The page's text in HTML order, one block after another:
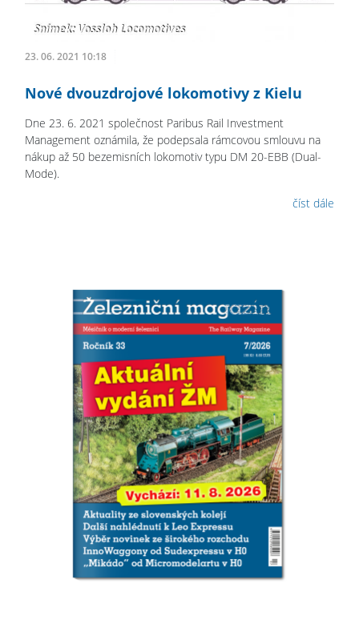
23. 06. 2021 10:18
Nové dvouzdrojové lokomotivy z Kielu
Dne 23. 6. 2021 společnost Paribus Rail Investment
Management oznámila, že podepsala rámcovou smlouvu na
nákup až 50 bezemisních lokomotiv typu DM 20-EBB (Dual-
Mode).
číst dále